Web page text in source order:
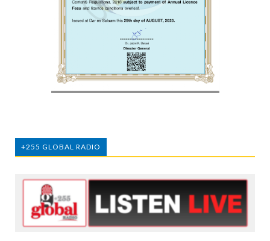
+255 GLOBAL RADIO